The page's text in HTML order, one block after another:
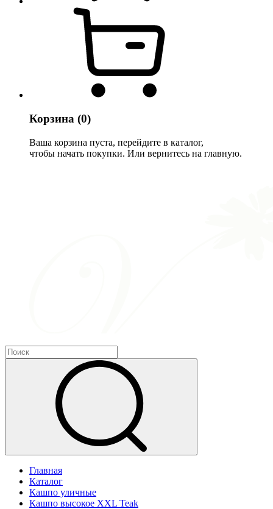
Корзина (0)
Ваша корзина пуста, перейдите в каталог,
чтобы начать покупки. Или вернитесь на главную.
Главная
Каталог
Кашпо уличные
Кашпо высокое XXL Teak